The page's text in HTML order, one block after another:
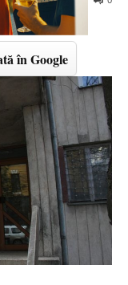
în Google